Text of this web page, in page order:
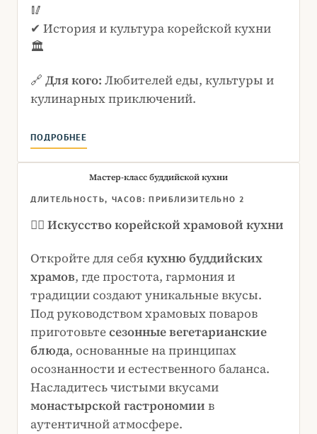
🥢
✔ История и культура корейской кухни
🏛
🔗 Для кого: Любителей еды, культуры и
кулинарных приключений.
ПОДРОБНЕЕ
Мастер-класс буддийской кухни
ДЛИТЕЛЬНОСТЬ, ЧАСОВ: ПРИБЛИЗИТЕЛЬНО 2
🧘‍♂️ Искусство корейской храмовой кухни
Откройте для себя кухню буддийских
храмов, где простота, гармония и
традиции создают уникальные вкусы.
Под руководством храмовых поваров
приготовьтесезонные вегетарианские
блюда, основанные на принципах
осознанности и естественного баланса.
Насладитесь чистыми вкусами
монастырской гастрономии в
аутентичной атмосфере.